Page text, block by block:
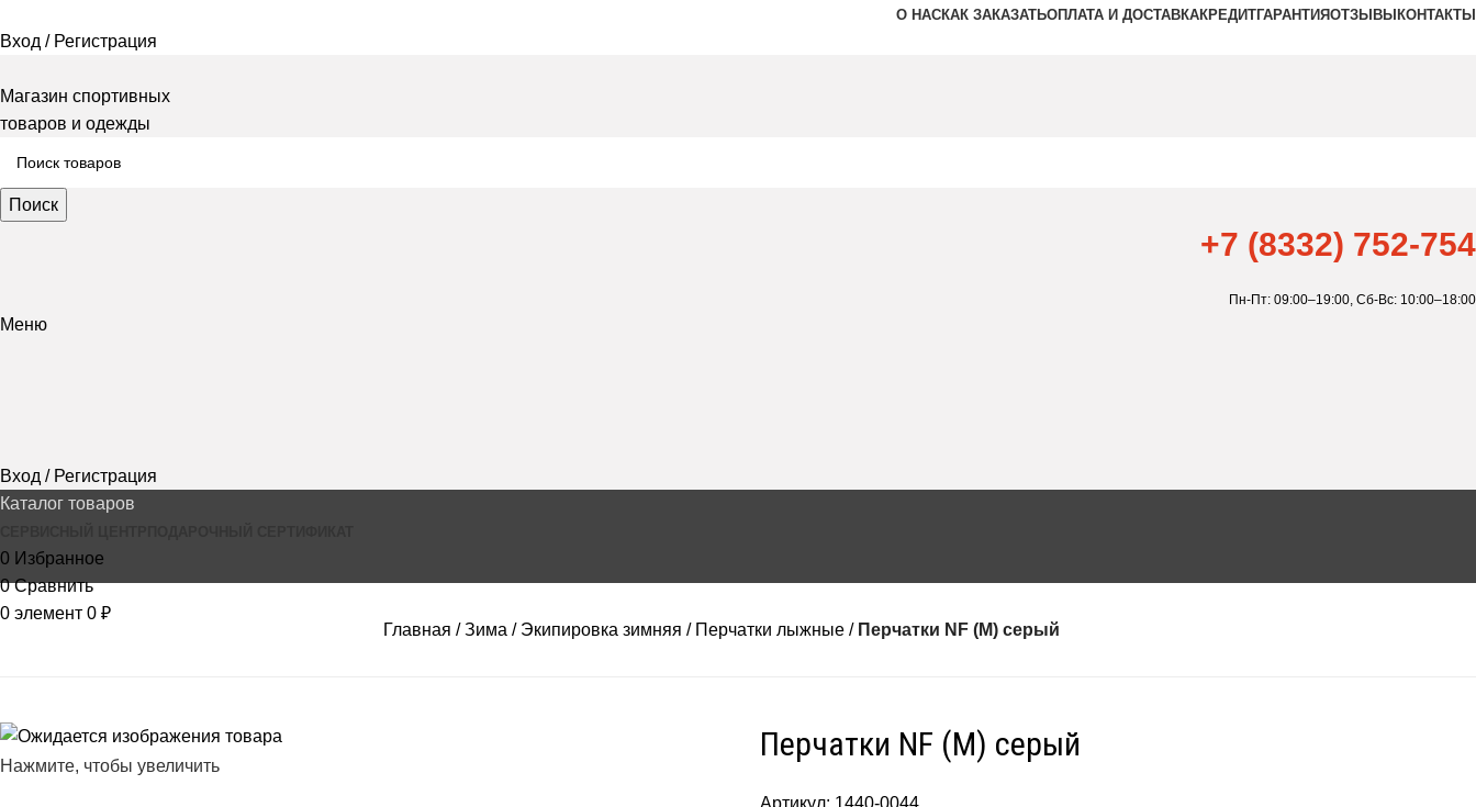
О НАСКАК ЗАКАЗАТЬОПЛАТА И ДОСТАВКАКРЕДИТГАРАНТИЯОТЗЫВЫ КОНТАКТЫ
Вход / Регистрация
Магазин спортивных
товаров и одежды
Поиск
+7 (8332) 752-754
Пн-Пт: 09:00–19:00, Сб-Вс: 10:00–18:00
Меню
Вход / Регистрация
Каталог товаров
0 Избранное
0 Сравнить
0 элемент 0 ₽
Главная
Зима Экипировка зимняя Перчатки лыжные Перчатки NF (M) серый
Нажмите, чтобы увеличить
Перчатки NF (M) серый